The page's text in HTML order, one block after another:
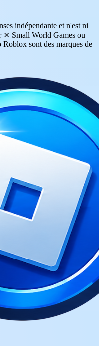
indépendante et n'est ni
⨯ Small World Games ou
sont des marques de